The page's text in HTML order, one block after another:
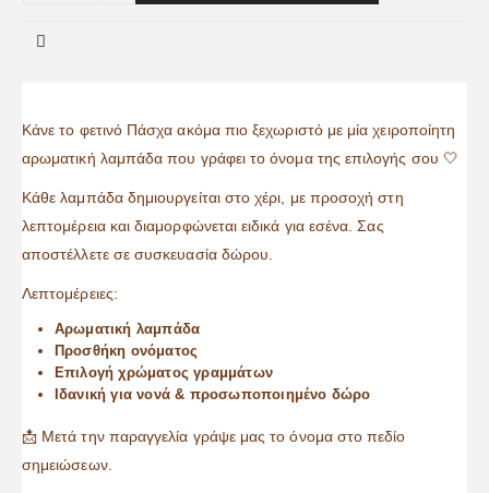
Κάνε το φετινό Πάσχα ακόμα πιο ξεχωριστό με μία χειροποίητη
αρωματική λαμπάδα που γράφει το όνομα της επιλογής σου 🤍
Κάθε λαμπάδα δημιουργείται στο χέρι, με προσοχή στη
λεπτομέρεια και διαμορφώνεται ειδικά για εσένα. Σας
αποστέλλετε σε συσκευασία δώρου.
Λεπτομέρειες:
Αρωματική λαμπάδα
Προσθήκη ονόματος
Επιλογή χρώματος γραμμάτων
Ιδανική για νονά & προσωποποιημένο δώρο
📩 Μετά την παραγγελία γράψε μας το όνομα στο πεδίο
σημειώσεων.